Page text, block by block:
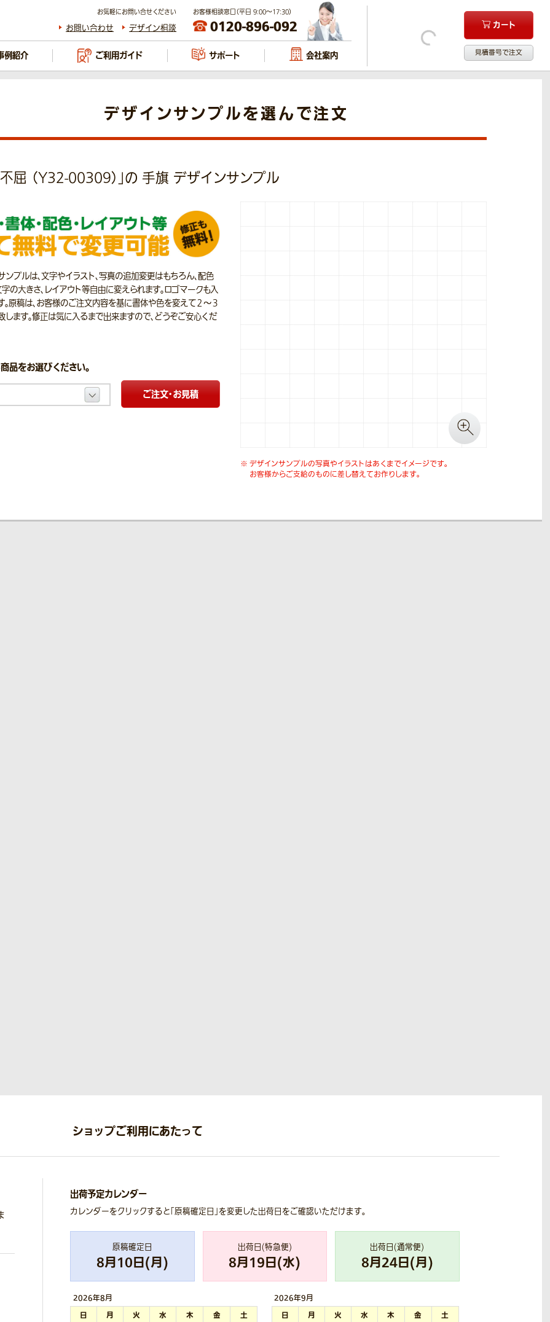
お気軽にお問い合せください
お問い合わせ デザイン相談
お客様相談窓口（平日 9:00～17:30）
0120-896-092 カート
見積番号で注文
例紹介 ご利用ガイド サポート 会社案内
デザインサンプルを選んで注文
不屈 （Y32-00309）」の 手旗 デザインサンプル
デザインサンプルの写真やイラストはあくまでイメージです。
お客様からご支給のものに差し替えてお作りします。
ンプルは、文字やイラスト、写真の追加変更はもちろん、配色
字の大きさ、レイアウト等自由に変えられます。ロゴマークも入
。原稿は、お客様のご注文内容を基に書体や色を変えて２～３
します。修正は気に入るまで出来ますので、どうぞご安心くだ
品をお選びください。
ご注文・お見積
ショップご利用にあたって
出荷予定カレンダー
カレンダーをクリックすると「原稿確定日」を変更した出荷日をご確認いただけます。
原稿確定日
8月10日(月)
出荷日(特急便)
8月19日(水)
出荷日(通常便)
8月24日(月)
2026年8月
日 月 火 水 木 金
土
2026年9月
日 月 火 水 木 金
土